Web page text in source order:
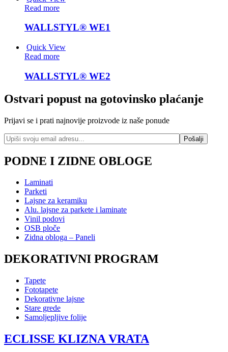
Read more
WALLSTYL® WE1
Quick View
Read more
WALLSTYL® WE2
Ostvari popust na gotovinsko plaćanje
Prijavi se i prati najnovije proizvode iz naše ponude
PODNE I ZIDNE OBLOGE
Laminati
Parketi
Lajsne za keramiku
Alu. lajsne za parkete i laminate
Vinil podovi
OSB ploče
Zidna obloga – Paneli
DEKORATIVNI PROGRAM
Tapete
Fototapete
Dekorativne lajsne
Stare grede
Samoljepljive folije
ECLISSE KLIZNA VRATA